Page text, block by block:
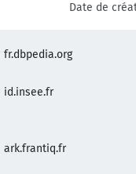
Date de
fr.dbpedia.org
id.insee.fr
ark.frantiq.fr